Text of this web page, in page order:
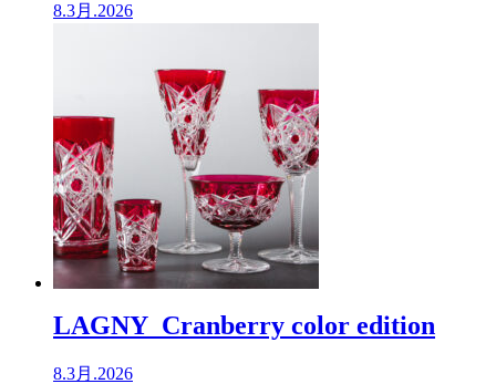
8.3月.2026
LAGNY Cranberry color edition
8.3月.2026